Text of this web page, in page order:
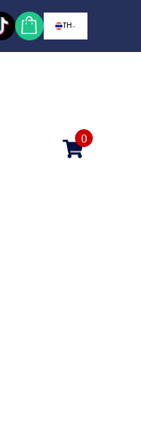
TH
0